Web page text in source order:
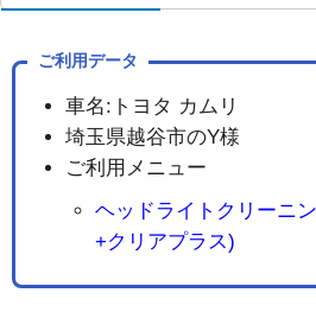
ご利用データ
車名:トヨタ カムリ
埼玉県越谷市のY様
ご利用メニュー
ヘッドライトクリーニ
+クリアプラス)